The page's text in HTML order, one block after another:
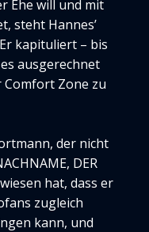
Ehe will und mit
steht Hannes’
kapituliert – bis
ausgerechnet
Comfort Zone zu
der nicht
DER
hat, dass er
zugleich
kann, und